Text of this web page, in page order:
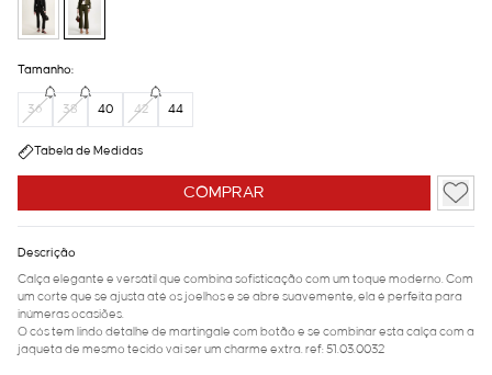
COMPRAR
Tamanho:
36 38 40 42 44
Tabela de Medidas
Descrição
Calça elegante e versátil que combina sofisticação com um toque moderno. Com
um corte que se ajusta até os joelhos e se abre suavemente, ela é perfeita para
inúmeras ocasiões.
O cós tem lindo detalhe de martingale com botão e se combinar esta calça com a
jaqueta de mesmo tecido vai ser um charme extra. ref: 51.03.0032